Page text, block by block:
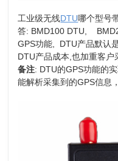
工业级无线DTU哪个型号
答: BMD100 DTU,
GPS功能, DTU产品默认
DTU产品成本,也加重客户
备注: DTU的GPS功能的
能解析采集到的GPS信息